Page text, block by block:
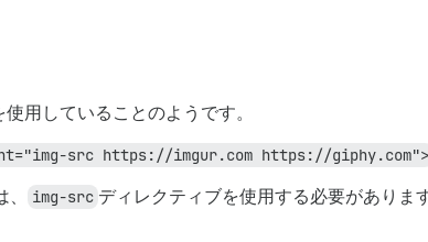
用していることのようです。
src https://imgur.com https://giphy.com">
img-src ディレクティブを使用する必要がありま